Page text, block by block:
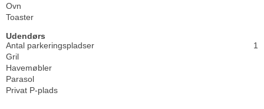
Ovn
Toaster
Udendørs
Antal parkeringspladser
1
Gril
Havemøbler
Parasol
Privat P-plads